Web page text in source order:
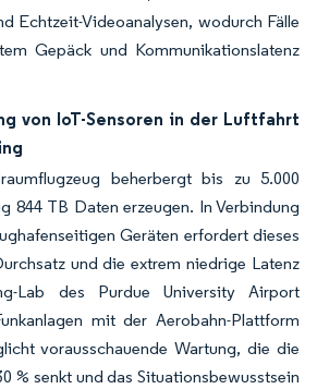
Echtzeit-Videoanalysen, wodurch Fälle
Gepäck und Kommunikationslatenz
von IoT-Sensoren in der Luftfahrt
beherbergt bis zu 5.000
844 TB Daten erzeugen. In Verbindung
Geräten erfordert dieses
und die extrem niedrige Latenz
Lab des Purdue University Airport
mit der Aerobahn-Plattform
vorausschauende Wartung, die die
% senkt und das Situationsbewusstsein